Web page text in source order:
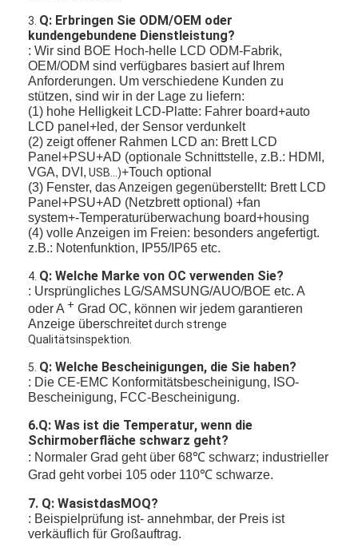
3. Q: Erbringen Sie ODM/OEM oder
kundengebundene Dienstleistung?
: Wir sind BOE Hoch-helle LCD ODM-Fabrik,
OEM/ODM sind verfügbares basiert auf Ihrem
Anforderungen. Um verschiedene Kunden zu
stützen, sind wir in der Lage zu liefern:
(1) hohe Helligkeit LCD-Platte: Fahrer board+auto
LCD panel+led, der Sensor verdunkelt
(2) zeigt offener Rahmen LCD an: Brett LCD
Panel+PSU+AD (optionale Schnittstelle, z.B.: HDMI,
VGA, DVI, USB…)+Touch optional
(3) Fenster, das Anzeigen gegenüberstellt: Brett LCD
Panel+PSU+AD (Netzbrett optional) +fan
system+-Temperaturüberwachung board+housing
(4) volle Anzeigen im Freien: besonders angefertigt.
z.B.: Notenfunktion, IP55/IP65 etc.
4. Q: Welche Marke von OC verwenden Sie?
: Ursprüngliches LG/SAMSUNG/AUO/BOE etc. A
oder A + Grad OC, können wir jedem garantieren
Anzeige überschreitetdurch strenge
Qualitätsinspektion.
5. Q: Welche Bescheinigungen, die Sie haben?
: Die CE-EMC Konformitätsbescheinigung, ISO-
Bescheinigung, FCC-Bescheinigung.
6.Q: Was ist die Temperatur, wenn die
Schirmoberfläche schwarz geht?
: Normaler Grad geht über 68℃ schwarz; industrieller
Grad geht vorbei 105 oder 110℃ schwarze.
7. Q: WasistdasMOQ?
: Beispielprüfung ist- annehmbar, der Preis ist
verkäuflich für Großauftrag.